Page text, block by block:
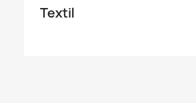
Textil